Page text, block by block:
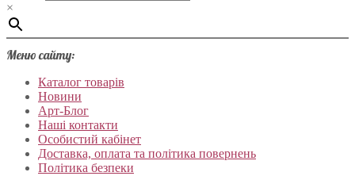
×
Меню сайту:
Каталог товарів
Новини
Арт-Блог
Наші контакти
Особистий кабінет
Доставка, оплата та політика повернень
Політика безпеки